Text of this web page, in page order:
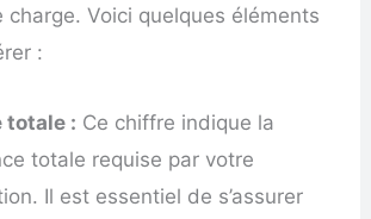
charge. Voici quelques éléments
:
totale : Ce chiffre indique la
totale requise par votre
Il est essentiel de s’assurer